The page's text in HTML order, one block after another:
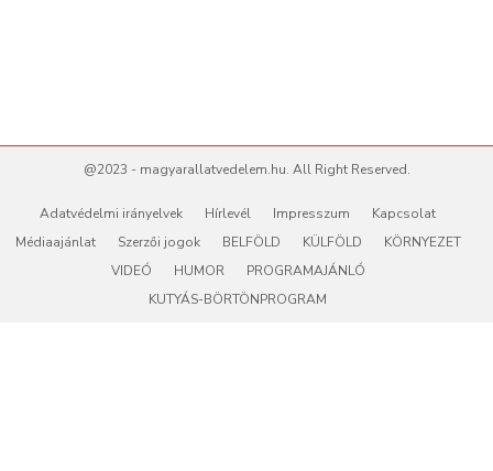
@2023 - magyarallatvedelem.hu. All Right Reserved.
Adatvédelmi irányelvek Hírlevél Impresszum
Kapcsolat
Médiaajánlat
Szerzői jogok BELFÖLD KÜLFÖLD
KÖRNYEZET
VIDEÓ
HUMOR
PROGRAMAJÁNLÓ
KUTYÁS-BÖRTÖNPROGRAM